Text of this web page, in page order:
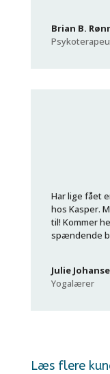
Brian B.
Har lige fået
hos Kasper.
til! Kommer
spændende
Julie
Yogalærer
Læs flere